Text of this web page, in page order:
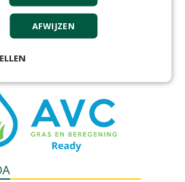
OUTLET
kan gratis kleine advertenties
gratis advertentie
AFWIJZEN